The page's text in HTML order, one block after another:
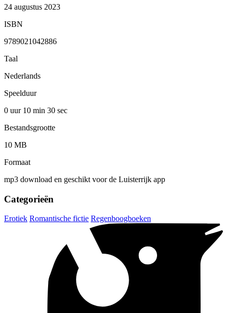
24 augustus 2023
ISBN
9789021042886
Taal
Nederlands
Speelduur
0 uur 10 min 30 sec
Bestandsgrootte
10 MB
Formaat
mp3 download en geschikt voor de Luisterrijk app
Categorieën
Erotiek Romantische fictie Regenboogboeken